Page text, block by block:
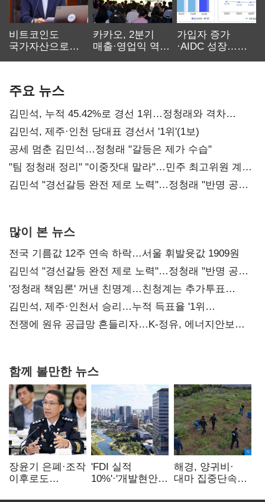
비트코인도
국가자산으로…'
카카오, 2분기
매출·영업익 역대
가입자 증가
·AIDC 성장…
주요 뉴스
김민석, 누적 45.42%로 경선 1위…정청래와 격차
0.86%p(2보)
김민석, 제주·인천 당대표 경선서 '1위'(1보)
공세 멈춘 김민석…정청래 "갈등은 제가 수습"
"팀 정청래 정리" "이중잣대 말라"…민주 최고위원 계파
다툼 격화
김민석 "경선갈등 완전 제로 노력"…정청래 "반명 공세
많이 본 뉴스
전국 기름값 12주 연속 하락…서울 휘발윳값 1909원
김민석 "경선갈등 완전 제로 노력"…정청래 "반명 공세
사과부터"
'정청래 책임론' 꺼낸 친명계…친청계는 추가투표
때리기
김민석, 제주·인천서 승리…누적 득표율 '1위
탈환'(종합)
전쟁에 원유 공급망 흔들리자…K-정유, 에너지안보
함께 볼만한 뉴스
장윤기 은폐·조작
이후로도
'FDI 실적
10%'·'개발현안
해경, 양귀비·
대마 집중단속…